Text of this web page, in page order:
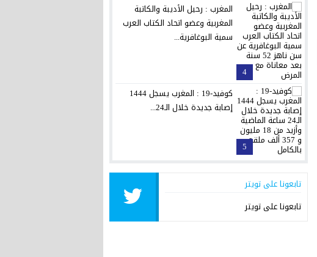
4
المغرب : رحيل الأديبة والكاتبة
المغربية وعضو اتحاد الكتاب العرب
سمية البوغافرية...
5
كوفيد-19 : المغرب يسجل 1444
إصابة جديدة خلال الـ24...
تابعونا على تويتر
تابعونا على تويتر